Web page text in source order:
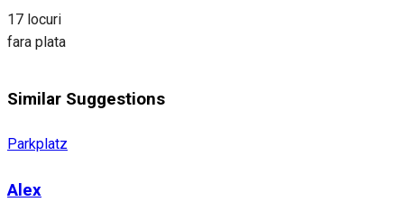
17 locuri
fara plata
Similar Suggestions
Parkplatz
Alex